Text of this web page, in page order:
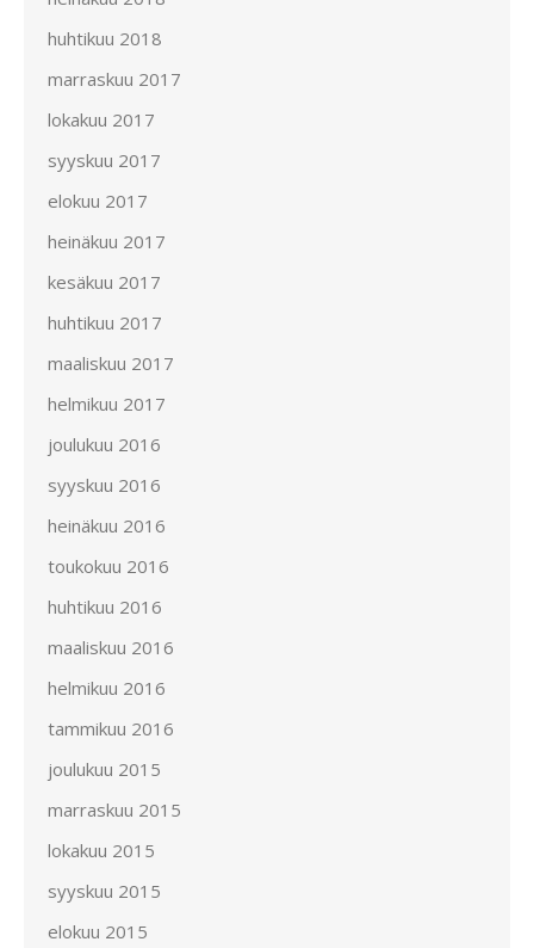
huhtikuu 2018
marraskuu 2017
lokakuu 2017
syyskuu 2017
elokuu 2017
heinäkuu 2017
kesäkuu 2017
huhtikuu 2017
maaliskuu 2017
helmikuu 2017
joulukuu 2016
syyskuu 2016
heinäkuu 2016
toukokuu 2016
huhtikuu 2016
maaliskuu 2016
helmikuu 2016
tammikuu 2016
joulukuu 2015
marraskuu 2015
lokakuu 2015
syyskuu 2015
elokuu 2015